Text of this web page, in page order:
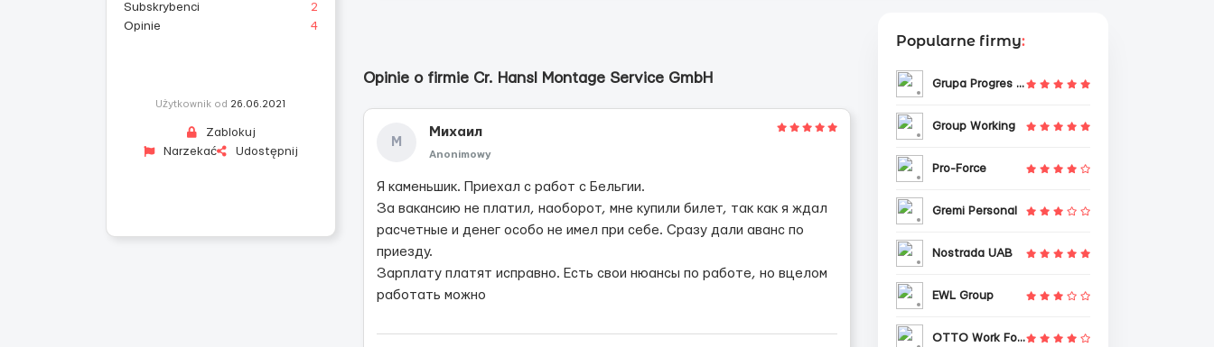
Subskrybenci
2
Opinie
4
Użytkownik od 26.06.2021
Zablokuj
Narzekać
Udostępnij
Opinie o firmie Cr. Hansl Montage Service GmbH
М
Михаил
Anonimowy
Я каменьшик. Приехал с работ с Бельгии.
За вакансию не платил, наоборот, мне купили билет, так как я ждал
расчетные и денег особо не имел при себе. Сразу дали аванс по
приезду.
Зарплату платят исправно. Есть свои нюансы по работе, но вцелом
работать можно
Popularne firmy:
Grupa Progres Sp. z o.o.
Group Working
Pro-Force
Gremi Personal
Nostrada UAB
EWL Group
OTTO Work Force